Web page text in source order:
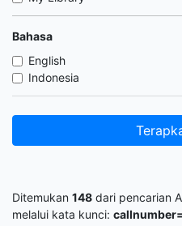
Bahasa
English
Indonesia
Ditemukan 148 dari pencarian
melalui kata kunci: